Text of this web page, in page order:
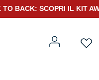
TO BACK: SCOPRI IL KIT